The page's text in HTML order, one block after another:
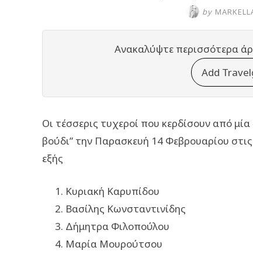
by
Ανακαλύψτε περισσότερα
Add
Οι τέσσερις τυχεροί που κερδίσουν από
βούδι” την Παρασκευή 14 Φεβρουαρίου
εξής
Κυριακή Καρυπίδου
Βασίλης Κωνσταντινίδης
Δήμητρα Φιλοπούλου
Μαρία Μουρούτσου